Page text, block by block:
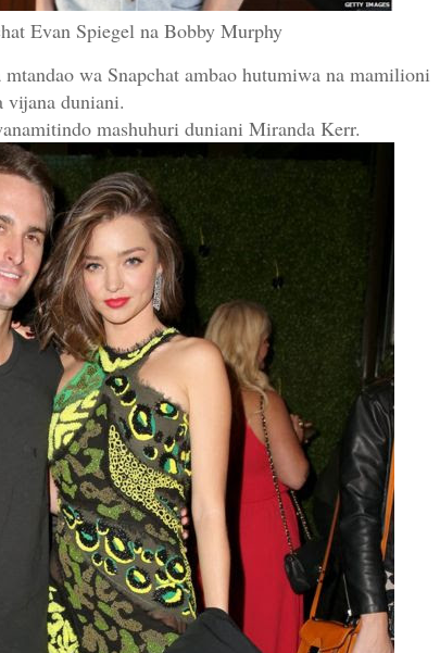
Evan Spiegel na Bobby Murphy
wa Snapchat ambao hutumiwa na mamilioni
vijana duniani.
mashuhuri duniani Miranda Kerr.